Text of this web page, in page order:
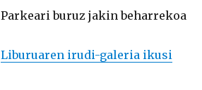
Parkeari buruz jakin beharrekoa
Liburuaren irudi-galeria ikusi